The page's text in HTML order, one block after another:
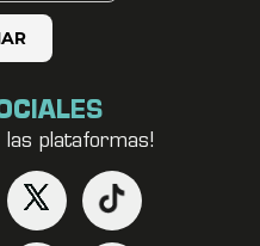
las plataformas!